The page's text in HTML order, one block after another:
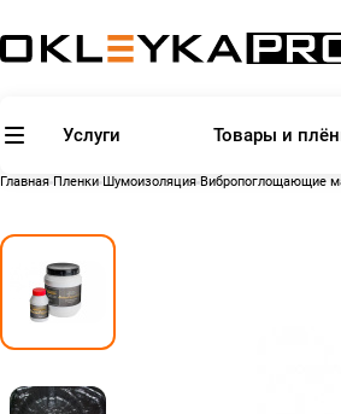
Услуги Товары и
Главная Пленки Шумоизоляция Вибропоглощающие